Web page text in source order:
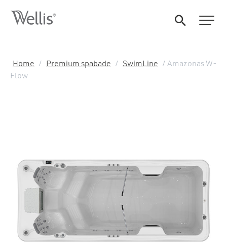
Home / Premium spabade / SwimLine
/ Amazonas W-
Flow